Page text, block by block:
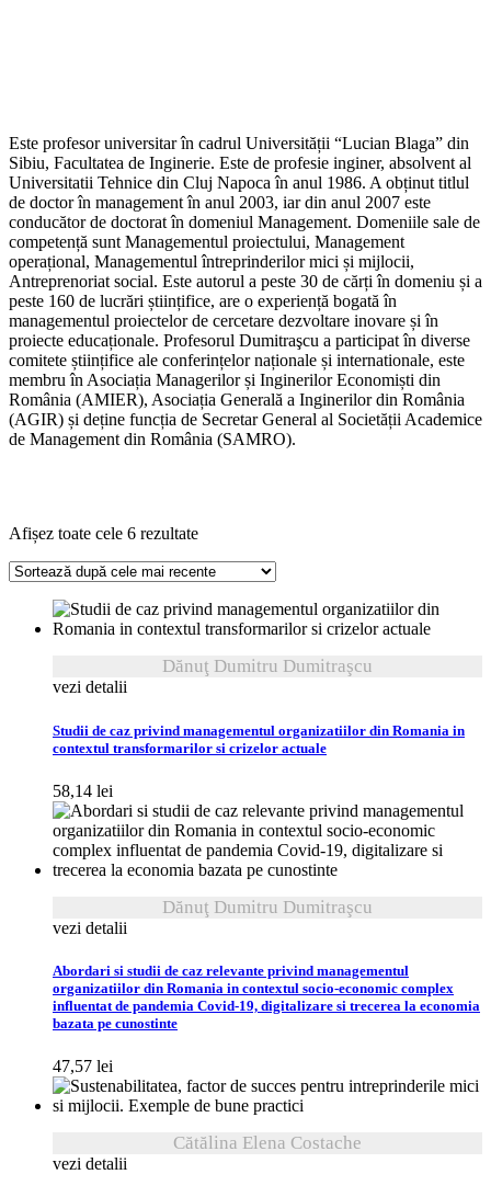
Este profesor universitar în cadrul Universității “Lucian Blaga” din
Sibiu, Facultatea de Inginerie. Este de profesie inginer, absolvent al
Universitatii Tehnice din Cluj Napoca în anul 1986. A obținut titlul
de doctor în management în anul 2003, iar din anul 2007 este
conducător de doctorat în domeniul Management. Domeniile sale de
competență sunt Managementul proiectului, Management
operațional, Managementul întreprinderilor mici și mijlocii,
Antreprenoriat social. Este autorul a peste 30 de cărți în domeniu și a
peste 160 de lucrări științifice, are o experiență bogată în
managementul proiectelor de cercetare dezvoltare inovare și în
proiecte educaționale. Profesorul Dumitraşcu a participat în diverse
comitete științifice ale conferințelor naționale și internationale, este
membru în Asociația Managerilor și Inginerilor Economiști din
România (AMIER), Asociația Generală a Inginerilor din România
(AGIR) și deține funcția de Secretar General al Societății Academice
de Management din România (SAMRO).
Afișez toate cele 6 rezultateSortat
cele
recente
Dănuţ Dumitru Dumitraşcu
vezi detalii
Studii de caz privind managementul organizatiilor din Romania in
contextul transformarilor si crizelor actuale
58,14 lei
Dănuţ Dumitru Dumitraşcu
vezi detalii
Abordari si studii de caz relevante privind managementul
organizatiilor din Romania in contextul socio-economic complex
influentat de pandemia Covid-19, digitalizare si trecerea la economia
bazata pe cunostinte
47,57 lei
Cătălina Elena Costache
vezi detalii